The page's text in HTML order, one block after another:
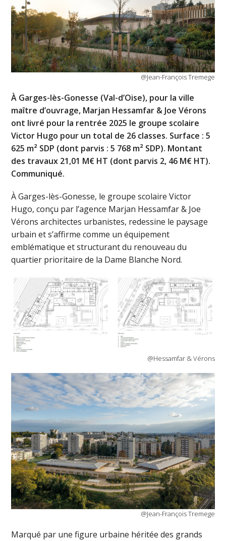
@Jean-François Tremege
À Garges-lès-Gonesse (Val-d’Oise), pour la ville
maître d’ouvrage, Marjan Hessamfar & Joe Vérons
ont livré pour la rentrée 2025 le groupe scolaire
Victor Hugo pour un total de 26 classes. Surface : 5
625 m² SDP (dont parvis : 5 768 m² SDP). Montant
des travaux 21,01 M€ HT (dont parvis 2, 46 M€ HT).
Communiqué.
À Garges-lès-Gonesse, le groupe scolaire Victor
Hugo, conçu par l’agence Marjan Hessamfar & Joe
Vérons architectes urbanistes, redessine le paysage
urbain et s’affirme comme un équipement
emblématique et structurant du renouveau du
quartier prioritaire de la Dame Blanche Nord.
@Hessamfar & Vérons
@Jean-François Tremege
Marqué par une figure urbaine héritée des grands